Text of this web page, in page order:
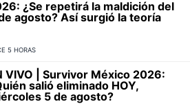
¿Se repetirá la maldición del
agosto? Así surgió la teoría
5 HORAS
VIVO | Survivor México 2026:
salió eliminado HOY,
5 de agosto?